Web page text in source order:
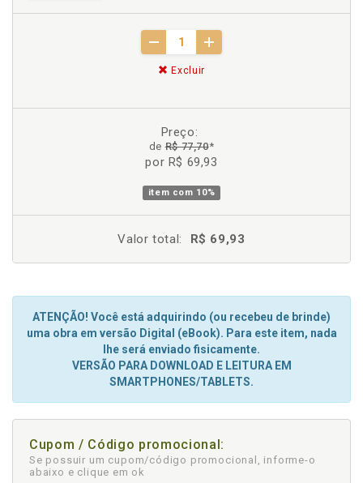
Excluir
Preço:
deR$ 77,70*
por R$ 69,93
item com 10%
Valor total: R$ 69,93
ATENÇÃO! Você está adquirindo (ou recebeu de brinde)
uma obra em versão Digital (eBook). Para este item, nada
lhe será enviado fisicamente.
VERSÃO PARA DOWNLOAD E LEITURA EM
SMARTPHONES/TABLETS.
Cupom / Código promocional:
Se possuir um cupom/código promocional, informe-o
abaixo e clique em ok